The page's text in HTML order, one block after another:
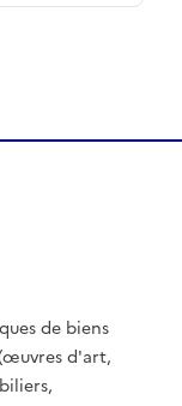
de biens
d'art,